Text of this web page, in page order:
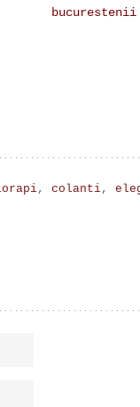
bucurestenii
, colanti,